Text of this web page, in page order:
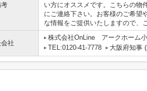
い方にオススメです。こちらの物
にご連絡下さい。お客様のご希望
な情報をご提供いたしますので、
社
株式会社OnLine アークホーム
TEL:0120-41-7778
大阪府知事